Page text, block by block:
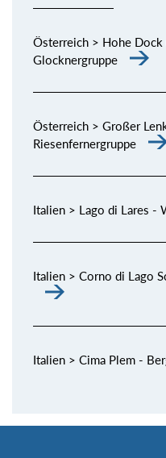
Österreich > Hohe
Glocknergruppe
Österreich > Großer
Riesenfernergruppe
Italien > Lago di Lares -
Italien > Corno di Lago
Italien > Cima Plem -